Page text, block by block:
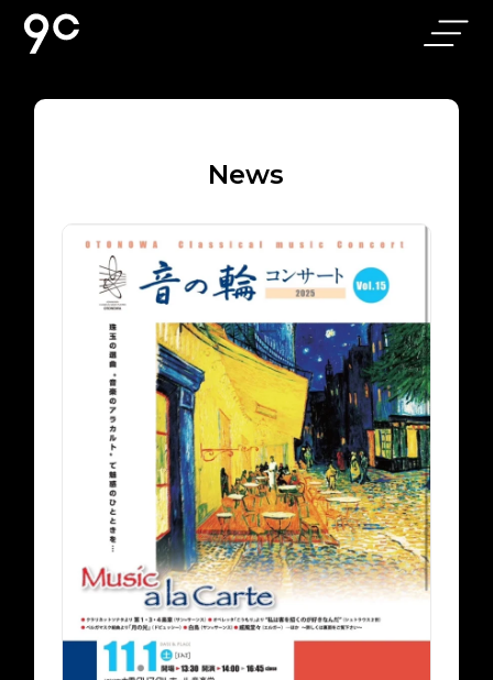
9C Cafe & Bar
｜旭川駅前の
落ち着いたカ
フェバー
お問い合わせ
軽朝食
個人情報保護方針
ニュース
ギャラリー
イベント
宿泊約款
館内案内
会社概要
News